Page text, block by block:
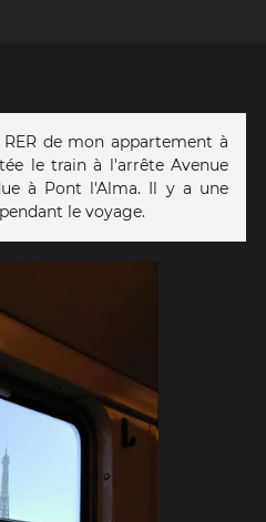
de mon appartement à
le train à l'arrête Avenue
à Pont l'Alma. Il y a une
le voyage.